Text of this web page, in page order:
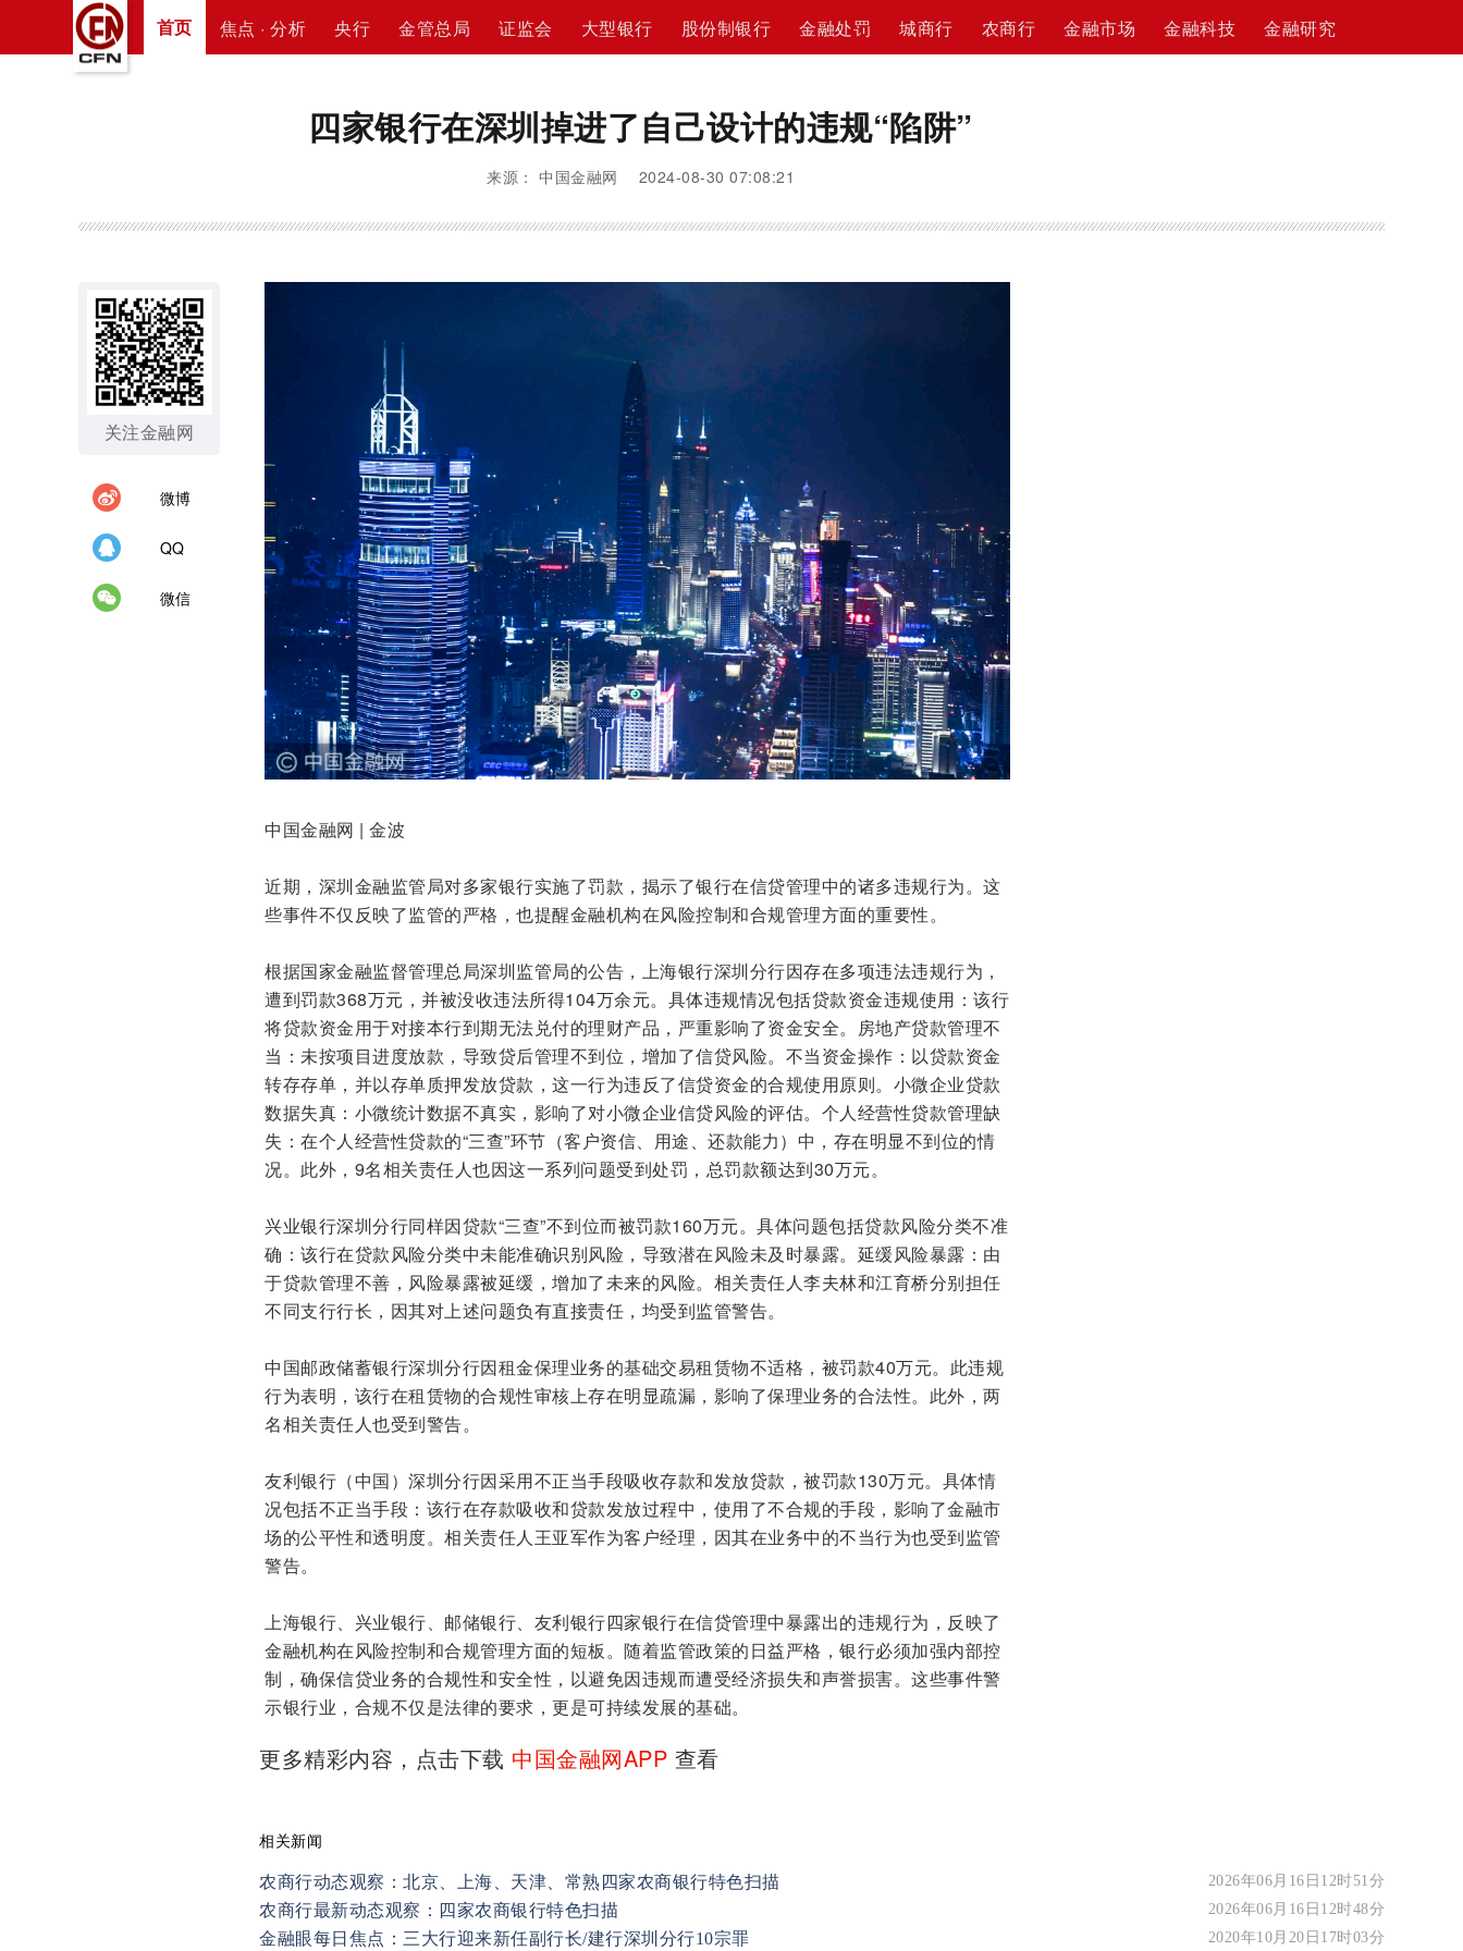
首页 焦点 · 分析 央行 金管总局 证监会 大型银行 股份制银行 金融处罚 城商行 农商行 金融市场 金融科技 金融研究
四家银行在深圳掉进了自己设计的违规“陷阱”
来源： 中国金融网 2024-08-30 07:08:21
关注金融网
微博
QQ
微信
中国金融网 | 金波
近期，深圳金融监管局对多家银行实施了罚款，揭示了银行在信贷管理中的诸多违规行为。这
些事件不仅反映了监管的严格，也提醒金融机构在风险控制和合规管理方面的重要性。
根据国家金融监督管理总局深圳监管局的公告，上海银行深圳分行因存在多项违法违规行为，
遭到罚款368万元，并被没收违法所得104万余元。具体违规情况包括贷款资金违规使用：该行
将贷款资金用于对接本行到期无法兑付的理财产品，严重影响了资金安全。房地产贷款管理不
当：未按项目进度放款，导致贷后管理不到位，增加了信贷风险。不当资金操作：以贷款资金
转存存单，并以存单质押发放贷款，这一行为违反了信贷资金的合规使用原则。小微企业贷款
数据失真：小微统计数据不真实，影响了对小微企业信贷风险的评估。个人经营性贷款管理缺
失：在个人经营性贷款的“三查”环节（客户资信、用途、还款能力）中，存在明显不到位的情
况。此外，9名相关责任人也因这一系列问题受到处罚，总罚款额达到30万元。
兴业银行深圳分行同样因贷款“三查”不到位而被罚款160万元。具体问题包括贷款风险分类不准
确：该行在贷款风险分类中未能准确识别风险，导致潜在风险未及时暴露。延缓风险暴露：由
于贷款管理不善，风险暴露被延缓，增加了未来的风险。相关责任人李夫林和江育桥分别担任
不同支行行长，因其对上述问题负有直接责任，均受到监管警告。
中国邮政储蓄银行深圳分行因租金保理业务的基础交易租赁物不适格，被罚款40万元。此违规
行为表明，该行在租赁物的合规性审核上存在明显疏漏，影响了保理业务的合法性。此外，两
名相关责任人也受到警告。
友利银行（中国）深圳分行因采用不正当手段吸收存款和发放贷款，被罚款130万元。具体情
况包括不正当手段：该行在存款吸收和贷款发放过程中，使用了不合规的手段，影响了金融市
场的公平性和透明度。相关责任人王亚军作为客户经理，因其在业务中的不当行为也受到监管
警告。
上海银行、兴业银行、邮储银行、 友利银行四家银行在信贷管理中暴露出的违规行为，反映了
金融机构在风险控制和合规管理方面的短板。随着监管政策的日益严格，银行必须加强内部控
制，确保信贷业务的合规性和安全性，以避免因违规而遭受经济损失和声誉损害。这些事件警
示银行业，合规不仅是法律的要求，更是可持续发展的基础。
更多精彩内容，点击下载 中国金融网APP 查看
相关新闻
农商行动态观察：北京、上海、天津、常熟四家农商银行特色扫描 2026年06月16日12时51分
农商行最新动态观察：四家农商银行特色扫描 2026年06月16日12时48分
金融眼每日焦点：三大行迎来新任副行长/建行深圳分行10宗罪 2020年10月20日17时03分